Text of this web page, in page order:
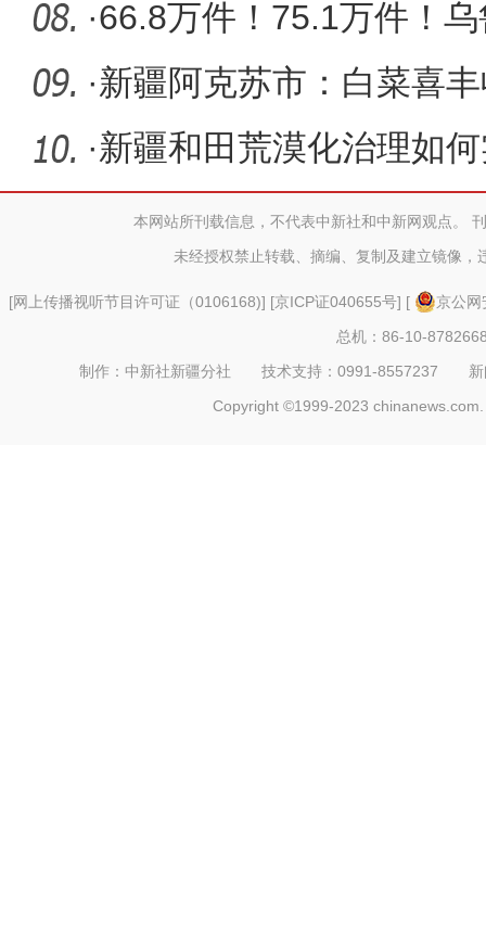
·66.8万件！75.1万件！
务量连创
·新疆阿克苏市：白菜喜
·新疆和田荒漠化治理如
本网站所刊载信息，不代表中新社和中新网观点。
未经授权禁止转载、摘编、复制及建立镜像，
[网上传播视听节目许可证（0106168)] [京ICP证040655号] [
京公
总机：86-10-
制作：中新社新疆分社 技术支持：0991-8557237
Copyright ©1999-2023